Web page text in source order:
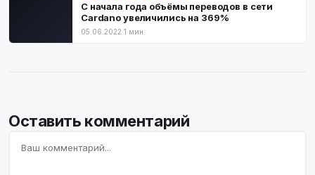
С начала года объёмы переводов в сети
Cardano увеличились на 369%
05.06.2022·1 мин.
Оставить комментарий